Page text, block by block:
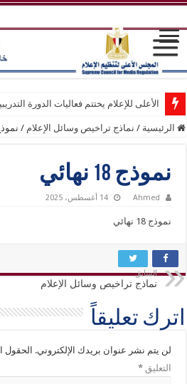
الأعلى للإعلام يختتم فعاليات الدورة
الرئيسية / نماذج تراخيص وسائل الإعلام / نموذج 18
نموذج 18 نهائي
Ahmed 14 أغسطس، 2025
نموذج 18 نهائي
السابق
نماذج تراخيص وسائل الإعلام
اترك تعليقاً
لن يتم نشر عنوان بريدك الإلكتروني. الحقول
التعليق*